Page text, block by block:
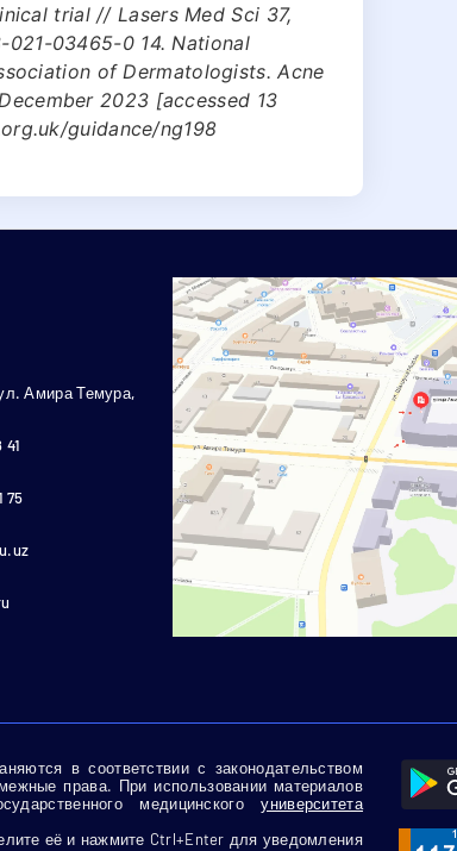
trial // Lasers Med Sci 37,
021-03465-0 14. National
of Dermatologists. Acne
2023 [accessed 13
guidance/ng198
Амира Темура,
75
в соответствии с законодательством
права. При использовании материалов
медицинскогоуниверситета
её и нажмите Ctrl+Enter для уведомления